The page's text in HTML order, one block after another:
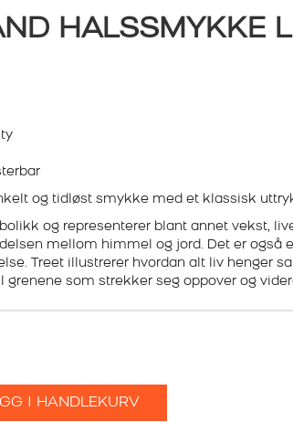
HALSSMYKKE
og tidløst smykke med et klassisk
og representerer blant annet vekst,
mellom himmel og jord. Det er også
Treet illustrerer hvordan alt liv henger
grenene som strekker seg oppover og
I HANDLEKURV